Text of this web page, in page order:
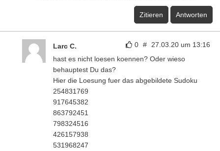
Zitieren Antworten
0 # 27.03.20 um 13:16
Larc C.
hast es nicht loesen koennen? Oder wieso
behauptest Du das?
Hier die Loesung fuer das abgebildete Sudoku
254831769
917645382
863792451
798324516
426157938
531968247